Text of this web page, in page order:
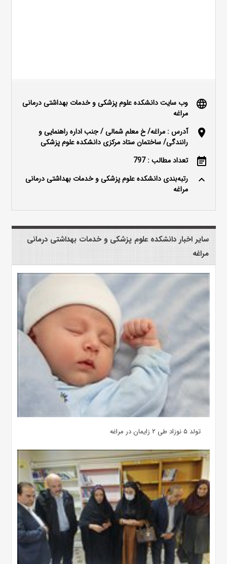
language
وب سایت دانشکده علوم پزشکی و خدمات بهداشتی درمانی
مراغه
location_on
آدرس : مراغه/ خ معلم شمالی / جنب اداره راهنمایی و
رانندگی/ ساختمان ستاد مرکزی دانشکده علوم پزشکی
event_note تعداد مطالب : 797
keyboard_arrow_up
رتبه‌بندی دانشکده علوم پزشکی و خدمات بهداشتی درمانی
مراغه
سایر اخبار دانشکده علوم پزشکی و خدمات بهداشتی درمانی
مراغه
تولد ۵ نوزاد طی ۲ زایمان در مراغه